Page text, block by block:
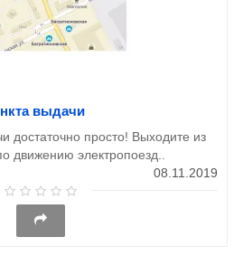
выдачи
достаточно просто! Выходите из
движению электропоезд..
08.11.2019